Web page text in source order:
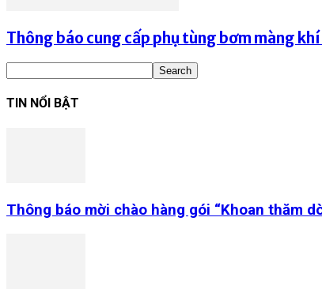
Thông báo cung cấp phụ tùng bơm màng
TIN NỔI BẬT
Thông báo mời chào hàng gói “Khoan thăm